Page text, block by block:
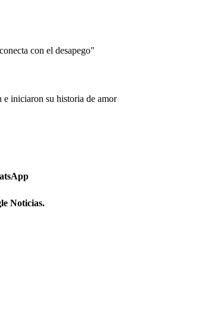
con el desapego"
iniciaron su historia de amor
Noticias.